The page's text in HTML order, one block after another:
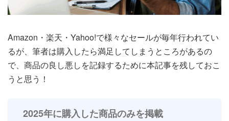
Amazon・楽天・Yahoo!で様々なセールが毎年行われてい
るが、筆者は購入したら満足してしまうところがあるの
で、商品の良し悪しを記録するために本記事を残しておこ
うと思う！
2025年に購入した商品のみを掲載